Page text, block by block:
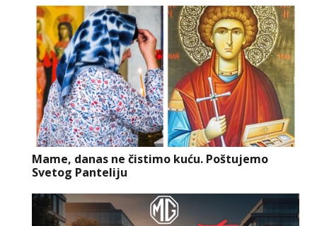
Mame, danas ne čistimo kuću. Poštujemo
Svetog Panteliju